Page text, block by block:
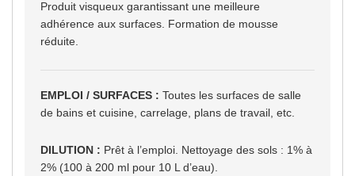
Produit visqueux garantissant une meilleure
adhérence aux surfaces. Formation de mousse
réduite.
EMPLOI / SURFACES : Toutes les surfaces de salle
de bains et cuisine, carrelage, plans de travail, etc.
DILUTION : Prêt à l’emploi. Nettoyage des sols : 1% à
2% (100 à 200 ml pour 10 L d’eau).